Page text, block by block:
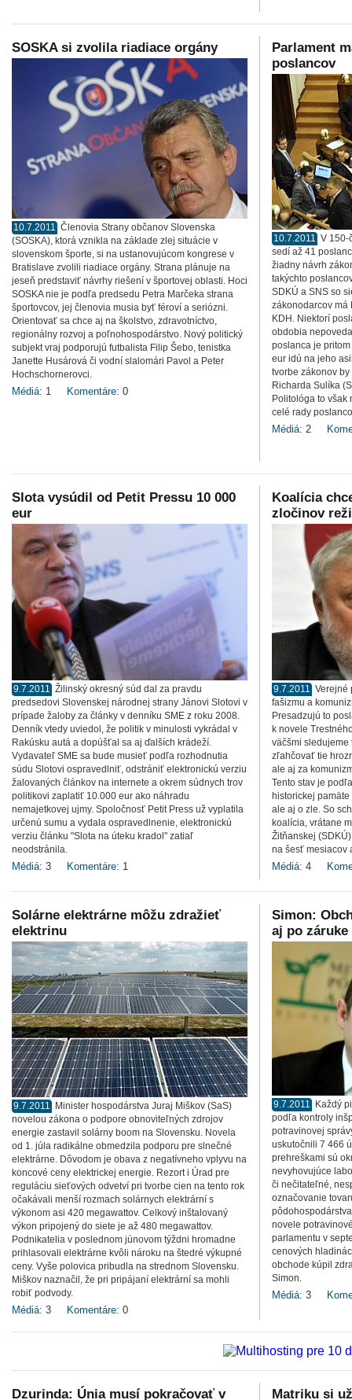
SOSKA si zvolila riadiace orgány
10.7.2011 Členovia Strany občanov Slovenska
(SOSKA), ktorá vznikla na základe zlej situácie v
slovenskom športe, si na ustanovujúcom kongrese v
Bratislave zvolili riadiace orgány. Strana plánuje na
jeseň predstaviť návrhy riešení v športovej oblasti. Hoci
SOSKA nie je podľa predsedu Petra Marčeka strana
športovcov, jej členovia musia byť féroví a seriózni.
Orientovať sa chce aj na školstvo, zdravotníctvo,
regionálny rozvoj a poľnohospodárstvo. Nový politický
subjekt vraj podporujú futbalista Filip Šebo, tenistka
Janette Husárová či vodní slalomári Pavol a Peter
Hochschornerovci.
Médiá: 1 Komentáre: 0
Parlament
poslancov
10.7.2011 V 150-
sedí až 41
žiadny návrh
takýchto
SDKÚ a SNS so
zákonodarcov má
KDH. Niektorí
obdobia
poslanca je
eur idú na jeho
tvorbe zákonov
Richarda Sulíka
Politológa to však
celé rady
Médiá: 2
Slota vysúdil od Petit Pressu 10 000
eur
9.7.2011 Žilinský okresný súd dal za pravdu
predsedovi Slovenskej národnej strany Jánovi Slotovi v
prípade žaloby za články v denníku SME z roku 2008.
Denník vtedy uviedol, že politik v minulosti vykrádal v
Rakúsku autá a dopúšťal sa aj ďalších krádeží.
Vydavateľ SME sa bude musieť podľa rozhodnutia
súdu Slotovi ospravedlniť, odstrániť elektronickú verziu
žalovaných článkov na internete a okrem súdnych trov
politikovi zaplatiť 10.000 eur ako náhradu
nemajetkovej ujmy. Spoločnosť Petit Press už vyplatila
určenú sumu a vydala ospravedlnenie, elektronickú
verziu článku "Slota na úteku kradol" zatiaľ
neodstránila.
Médiá: 3 Komentáre: 1
Koalícia
zločinov
9.7.2011 Verejné
fašizmu a
Presadzujú to
k novele
väčšmi
zľahčovať tie
ale aj za
Tento stav je
historickej
ale aj o zle. So
koalícia, vrátane
Žitňanskej
na šesť mesiacov
Médiá: 4
Solárne elektrárne môžu zdražieť
elektrinu
9.7.2011
Minister hospodárstva Juraj Miškov (SaS)
novelou zákona o podpore obnoviteľných zdrojov
energie zastavil solárny boom na Slovensku. Novela
od 1. júla radikálne obmedzila podporu pre slnečné
elektrárne. Dôvodom je obava z negatívneho vplyvu na
koncové ceny elektrickej energie. Rezort i Úrad pre
reguláciu sieťových odvetví pri tvorbe cien na tento rok
očakávali menší rozmach solárnych elektrární s
výkonom asi 420 megawattov. Celkový inštalovaný
výkon pripojený do siete je až 480 megawattov.
Podnikatelia v poslednom júnovom týždni hromadne
prihlasovali elektrárne kvôli nároku na štedré výkupné
ceny. Vyše polovica pribudla na strednom Slovensku.
Miškov naznačil, že pri pripájaní elektrární sa mohli
robiť podvody.
Médiá: 3 Komentáre: 0
Simon:
aj po záruke
9.7.2011
Každý
podľa kontroly
potravinovej
uskutočnili 7 466
prehreškami sú
nevyhovujúce
či nečitateľné,
označovanie
novele
parlamentu v
cenových
obchode kúpil
Simon.
Médiá: 3
Dzurinda: Únia musí pokračovať v Matriku si